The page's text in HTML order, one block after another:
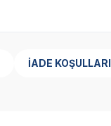
İADE KOŞULLARI